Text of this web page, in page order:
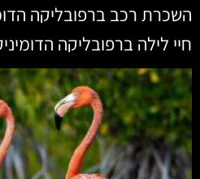
השכרת רכב ברפובליקה
חיי לילה ברפובליקה